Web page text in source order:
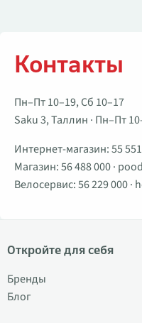
Контакты
Пн–Пт 10–19, Сб 10–17
Saku 3, Таллин · Пн–Пт
Интернет-магазин:55
Магазин:56 488 000·
Велосервис:56 229 000·
Откройте для себя
Бренды
Блог